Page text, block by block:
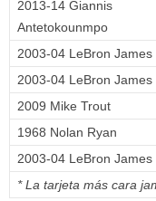
2013-14 Giannis
Antetokounmpo
2003-04 LeBron James
2003-04 LeBron James
2009 Mike Trout
1968 Nolan Ryan
2003-04 LeBron James
* La tarjeta más cara